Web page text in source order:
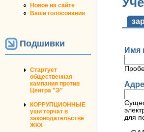
Новое на сайте
Ваши голосования
Подшивки
Стартует
общественная
кампания против
Центра "Э"
КОРРУПЦИОННЫЕ
уши торчат в
законодательстве
ЖКХ
Имя
для